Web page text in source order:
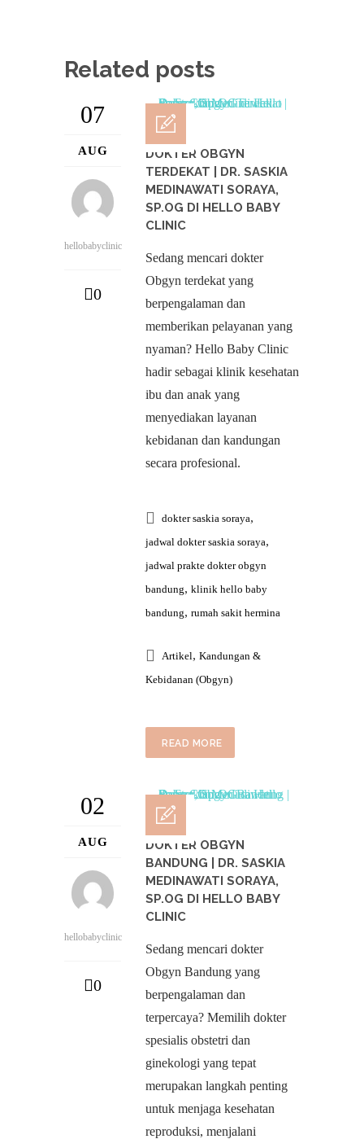
Related posts
07
AUG
hellobabyclinic
0
DOKTER OBGYN
TERDEKAT | DR. SASKIA
MEDINAWATI SORAYA,
SP.OG DI HELLO BABY
CLINIC
Sedang mencari dokter
Obgyn terdekat yang
berpengalaman dan
memberikan pelayanan yang
nyaman? Hello Baby Clinic
hadir sebagai klinik kesehatan
ibu dan anak yang
menyediakan layanan
kebidanan dan kandungan
secara profesional.
dokter saskia soraya,
jadwal dokter saskia soraya,
jadwal prakte dokter obgyn
bandung, klinik hello baby
bandung, rumah sakit hermina
Artikel, Kandungan &
Kebidanan (Obgyn)
READ MORE
02
AUG
hellobabyclinic
0
DOKTER OBGYN
BANDUNG | DR. SASKIA
MEDINAWATI SORAYA,
SP.OG DI HELLO BABY
CLINIC
Sedang mencari dokter
Obgyn Bandung yang
berpengalaman dan
terpercaya? Memilih dokter
spesialis obstetri dan
ginekologi yang tepat
merupakan langkah penting
untuk menjaga kesehatan
reproduksi, menjalani